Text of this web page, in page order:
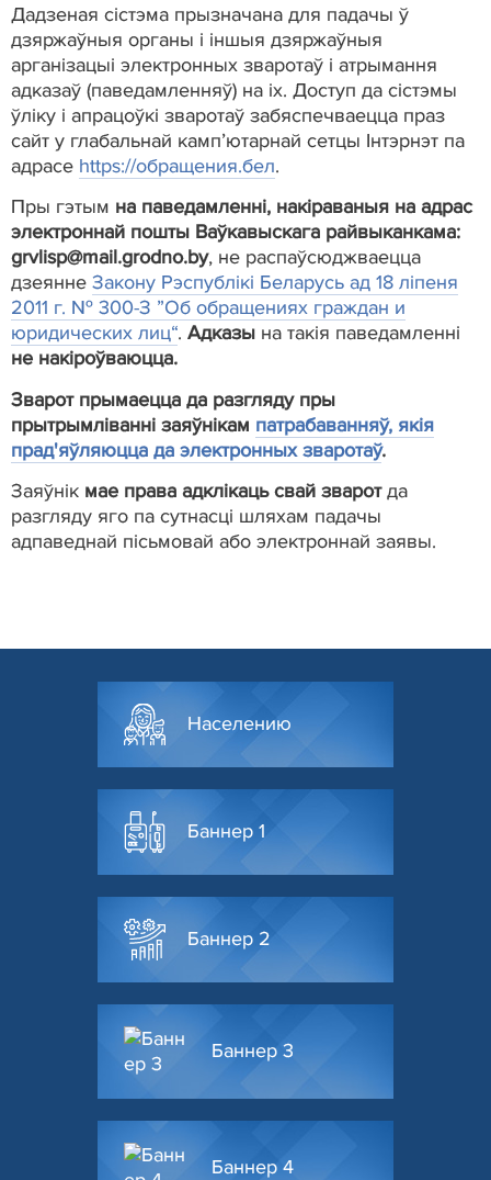
Дадзеная сістэма прызначана для падачы ў
дзяржаўныя органы і іншыя дзяржаўныя
арганізацыі электронных зваротаў і атрымання
адказаў (паведамленняў) на іх. Доступ да сістэмы
ўліку і апрацоўкі зваротаў забяспечваецца праз
сайт у глабальнай камп’ютарнай сетцы Інтэрнэт па
адрасе https://обращения.бел.
Пры гэтым на паведамленні, накіраваныя на адрас
электроннай пошты Ваўкавыскага райвыканкама:
grvlisp@mail.grodno.by, не распаўсюджваецца
дзеянне Закону Рэспублікі Беларусь ад 18 ліпеня
2011 г. № 300-З ”Об обращениях граждан и
юридических лиц“. Адказы на такія паведамленні
не накіроўваюцца.
Зварот прымаецца да разгляду пры
прытрымліванні заяўнікам патрабаванняў, якія
прад'яўляюцца да электронных зваротаў.
Заяўнік мае права адклікаць свай зваротда
разгляду яго па сутнасці шляхам падачы
адпаведнай пісьмовай або электроннай заявы.
Населению
Баннер 1
Баннер 2
Баннер 3
Баннер 4